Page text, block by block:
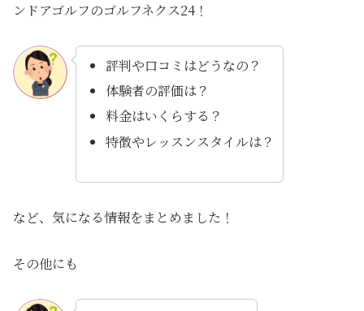
ンドアゴルフのゴルフネクス24！
評判や口コミはどうなの？
体験者の評価は？
料金はいくらする？
特徴やレッスンスタイルは？
など、気になる情報をまとめました！
その他にも